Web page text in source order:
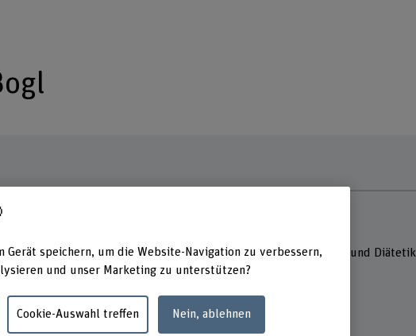
anzeigen
Fachbereich Ernährung und Diätetik
Finkenhubelweg 11
Gerät speichern, um die Website-Navigation zu verbessern,
und unser Marketing zu unterstützen?
Cookie-Auswahl treffen Nein, ablehnen